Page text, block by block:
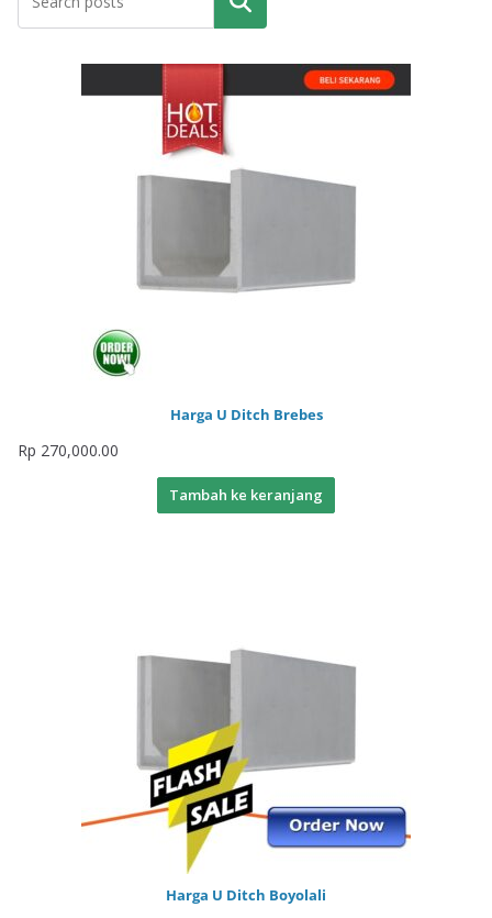
Harga U Ditch Brebes
Rp 270,000.00
Tambah ke keranjang
Harga U Ditch Boyolali